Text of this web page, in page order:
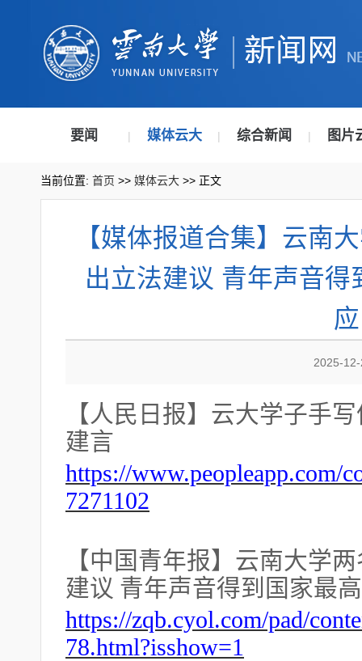
要闻 | 媒体云大 | 综合新闻 | 图片
当前位置: 首页 >> 媒体云大 >> 正文
【媒体报道合集】云南
出立法建议 青年声音
应
2025-
【 人民日报】云大学子手写
建言
https://www.peopleapp.com/
7271102
【中国青年报】云南大学
建议 青年声音得到国家最
https://zqb.cyol.com/pad/
78.html?isshow=1